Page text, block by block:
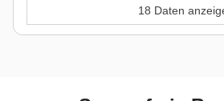
18 Daten